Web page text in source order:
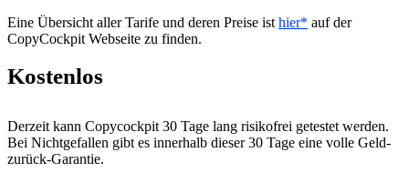
Eine Übersicht aller Tarife und deren Preise ist hier
auf der
CopyCockpit Webseite zu finden.
Kostenlos
Derzeit kann Copycockpit 30 Tage lang risikofrei getestet werden.
Bei Nichtgefallen gibt es innerhalb dieser 30 Tage eine volle Geld-
zurück-Garantie.